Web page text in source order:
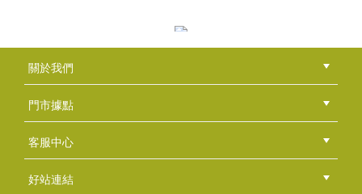
關於我們
公司簡介
品牌故事
最新消息
隱私權聲明
版權聲明
門市據點
總部
北區
中區
南區
東區
海外
客服中心
會員等級
購物流程
訂單查詢
常見問題
海外訂購流程
連絡我們
下載專區
紅利點數
好站連結